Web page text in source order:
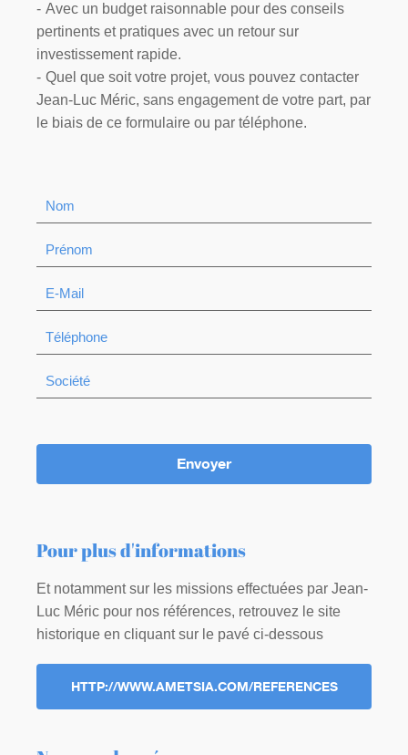
Avec un budget raisonnable pour des conseils
pertinents et pratiques avec un retour sur
investissement rapide.
Quel que soit votre projet, vous pouvez contacter
Jean-Luc Méric, sans engagement de votre part, par
le biais de ce formulaire ou par téléphone.
Envoyer
Pour plus d'informations
Et notamment sur les missions effectuées par Jean-
Luc Méric pour nos références, retrouvez le site
historique en cliquant sur le pavé ci-dessous
HTTP://WWW.AMETSIA.COM/REFERENCES